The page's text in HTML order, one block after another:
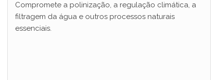
Compromete a polinização, a regulação climática, a
filtragem da água e outros processos naturais
essenciais.